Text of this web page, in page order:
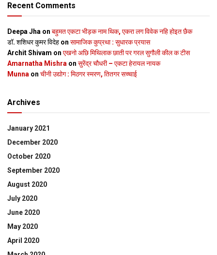
Recent Comments
Deepa Jha on बहुमत एकटा भीड़क नाम थिक, एकरा लग विवेक नहि होइत छैक
डॉ. शशिधर कुमर विदेह on सामाजिक कुप्रथा : सुधारक प्रयास
Archit Shivam on एखनो अछि मिथिलाक छाती पर गरल सुगौली कील क टीस
Amarnatha Mishra on सुरेंद्र चौधरी – एकटा हेरायल नायक
Munna on चीनी उद्योग : मिठगर स्‍मरण, तितगर सच्‍चाई
Archives
January 2021
December 2020
October 2020
September 2020
August 2020
July 2020
June 2020
May 2020
April 2020